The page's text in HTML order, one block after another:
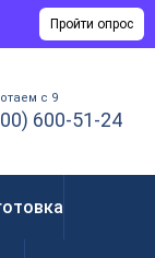
Пройти опрос
с 9
600-51-24